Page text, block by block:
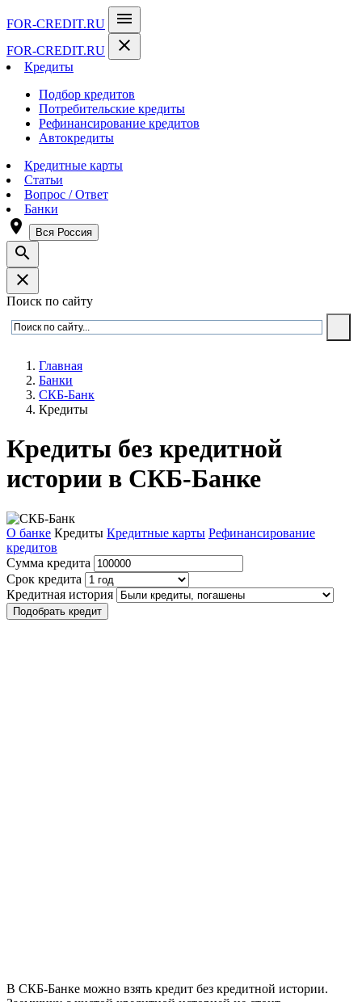
FOR-CREDIT.RU menu
FOR-CREDIT.RU close
Кредиты
Подбор кредитов
Потребительские кредиты
Рефинансирование кредитов
Автокредиты
Кредитные карты
Статьи
Вопрос / Ответ
Банки
room Вся Россия
search
close
Поиск по сайту
Главная
Банки
СКБ-Банк
Кредиты
Кредиты без кредитной
истории в СКБ-Банке
О банке Кредиты Кредитные карты Рефинансирование
кредитов
Сумма кредита
Срок кредита
Кредитная история
Подобрать кредит
В СКБ-Банке можно взять кредит без кредитной истории.